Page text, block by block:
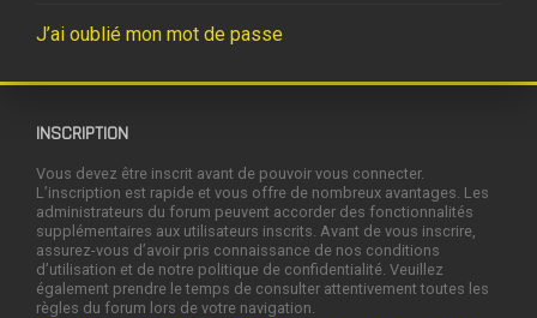
J’ai oublié mon mot de passe
INSCRIPTION
Vous devez être inscrit avant de pouvoir vous connecter.
L’inscription est rapide et vous offre de nombreux avantages. Les
administrateurs du forum peuvent accorder des fonctionnalités
supplémentaires aux utilisateurs inscrits. Avant de vous inscrire,
assurez-vous d’avoir pris connaissance de nos conditions
d’utilisation et de notre politique de confidentialité. Veuillez
également prendre le temps de consulter attentivement toutes les
règles du forum lors de votre navigation.